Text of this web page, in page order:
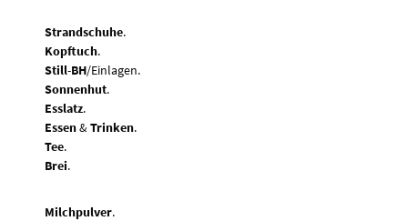
Strandschuhe.
Kopftuch.
Still-BH/Einlagen.
Sonnenhut.
Esslatz.
Essen&Trinken.
Tee.
Brei.
Milchpulver.